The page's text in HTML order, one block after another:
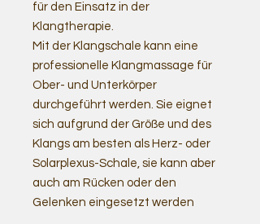
für den Einsatz in der
Klangtherapie.
Mit der Klangschale kann eine
professionelle Klangmassage für
Ober- und Unterkörper
durchgeführt werden. Sie eignet
sich aufgrund der Größe und des
Klangs am besten als Herz- oder
Solarplexus-Schale, sie kann aber
auch am Rücken oder den
Gelenken eingesetzt werden